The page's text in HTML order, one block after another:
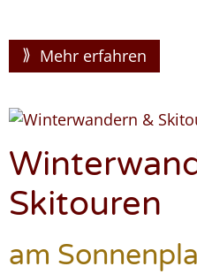
Mehr erfahren
Skitouren
am